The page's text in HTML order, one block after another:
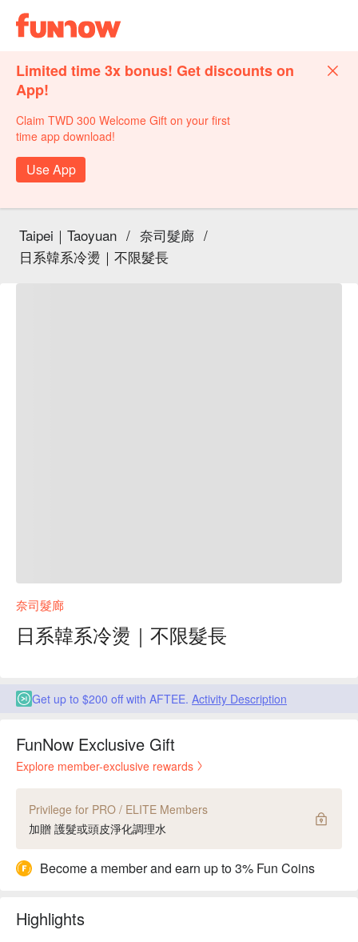
Limited time 3x bonus! Get discounts on
App!
Claim TWD 300 Welcome Gift on your first
time app download!
Use App
Taipei｜Taoyuan / 奈司髮廊 /
日系韓系冷燙｜不限髮長
奈司髮廊
日系韓系冷燙｜不限髮長
Get up to $200 off with AFTEE. Activity Description
FunNow Exclusive Gift
Explore member-exclusive rewards
Privilege for PRO / ELITE Members
加贈 護髮或頭皮淨化調理水
Become a member and earn up to 3% Fun Coins
Highlights